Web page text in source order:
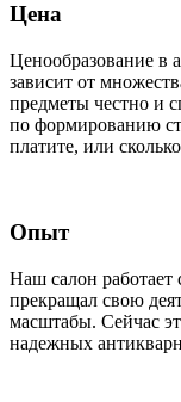
Цена
Ценообразование в
зависит от
предметы честно и
по формированию
платите, или
Опыт
Наш салон работает
прекращал свою
масштабы. Сейчас
надежных